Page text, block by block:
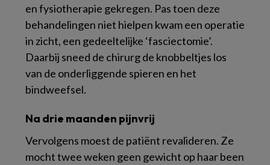
en fysiotherapie gekregen. Pas toen deze
behandelingen niet hielpen kwam een operatie
in zicht, een gedeeltelijke ‘fasciectomie’.
Daarbij sneed de chirurg de knobbeltjes los
van de onderliggende spieren en het
bindweefsel.
Na drie maanden pijnvrij
Vervolgens moest de patiënt revalideren. Ze
mocht twee weken geen gewicht op haar been